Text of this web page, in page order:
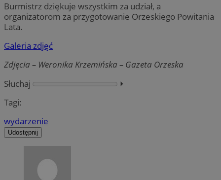
Burmistrz dziękuje wszystkim za udział, a
organizatorom za przygotowanie Orzeskiego Powitania
Lata.
Galeria zdjęć
Zdjęcia – Weronika Krzemińska – Gazeta Orzeska
Słuchaj
⏵︎
Tagi:
wydarzenie
Udostępnij